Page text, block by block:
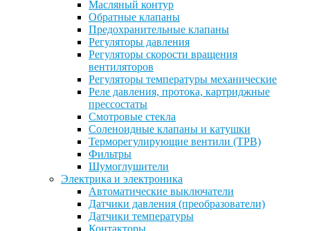
Масляный контур
Обратные клапаны
Предохранительные клапаны
Регуляторы давления
Регуляторы скорости вращения
вентиляторов
Регуляторы температуры механические
Реле давления, протока, картриджные
прессостаты
Смотровые стекла
Соленоидные клапаны и катушки
Терморегулирующие вентили (ТРВ)
Фильтры
Шумоглушители
Электрика и электроника
Автоматические выключатели
Датчики давления (преобразователи)
Датчики температуры
Контакторы